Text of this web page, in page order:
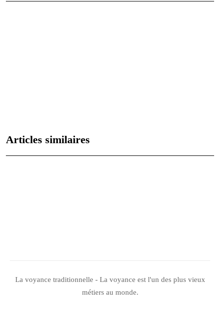
Articles similaires
La voyance traditionnelle - La voyance est l'un des plus vieux
métiers au monde.